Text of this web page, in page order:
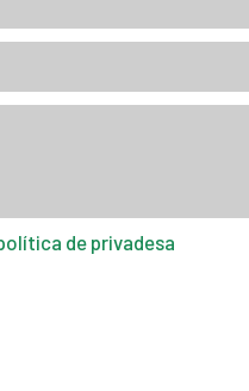
de privadesa